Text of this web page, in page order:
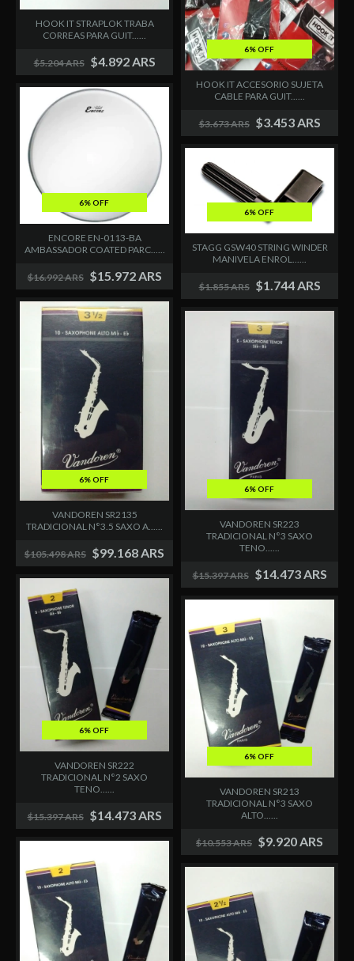
HOOK IT STRAPLOK TRABA
CORREAS PARA GUIT......
$5.204 ARS $4.892 ARS
6% OFF
HOOK IT ACCESORIO SUJETA
CABLE PARA GUIT......
$3.673 ARS $3.453 ARS
6% OFF
ENCORE EN-0113-BA
AMBASSADOR COATED PARC......
$16.992 ARS $15.972 ARS
6% OFF
STAGG GSW40 STRING WINDER
MANIVELA ENROL......
$1.855 ARS $1.744 ARS
6% OFF
VANDOREN SR2135
TRADICIONAL N°3.5 SAXO A......
$105.498 ARS $99.168 ARS
6% OFF
VANDOREN SR223
TRADICIONAL N°3 SAXO
TENO......
$15.397 ARS $14.473 ARS
6% OFF
VANDOREN SR222
TRADICIONAL N°2 SAXO
TENO......
$15.397 ARS $14.473 ARS
6% OFF
VANDOREN SR213
TRADICIONAL N°3 SAXO
ALTO......
$10.553 ARS $9.920 ARS